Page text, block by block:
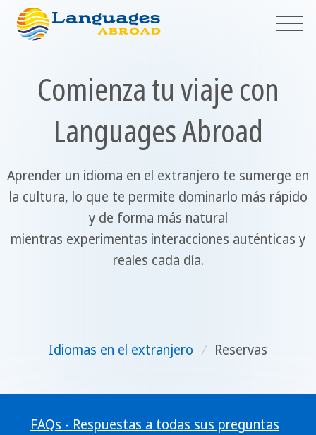
Comienza tu viaje con
Languages Abroad
Aprender un idioma en el extranjero te sumerge en
la cultura, lo que te permite dominarlo más rápido
y de forma más natural
mientras experimentas interacciones auténticas y
reales cada día.
Idiomas en el extranjero / Reservas
FAQs - Respuestas a todas sus preguntas